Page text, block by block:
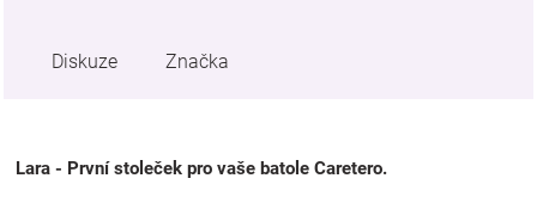
Diskuze Značka
Lara - První stoleček pro vaše batole Caretero.